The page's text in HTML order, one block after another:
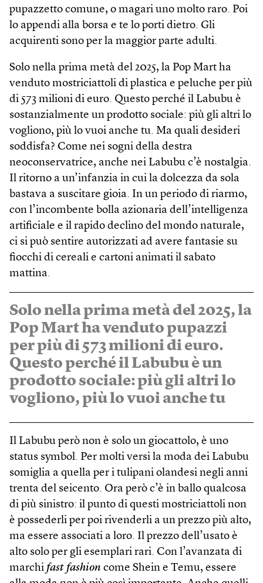
pupazzetto comune, o magari uno molto raro. Poi
lo appendi alla borsa e te lo porti dietro. Gli
acquirenti sono per la maggior parte adulti.
Solo nella prima metà del 2025, la Pop Mart ha
venduto mostriciattoli di plastica e peluche per più
di 573 milioni di euro. Questo perché il Labubu è
sostanzialmente un prodotto sociale: più gli altri lo
vogliono, più lo vuoi anche tu. Ma quali desideri
soddisfa? Come nei sogni della destra
neoconservatrice, anche nei Labubu c’è nostalgia.
Il ritorno a un’infanzia in cui la dolcezza da sola
bastava a suscitare gioia. In un periodo di riarmo,
con l’incombente bolla azionaria dell’intelligenza
artificiale e il rapido declino del mondo naturale,
ci si può sentire autorizzati ad avere fantasie su
fiocchi di cereali e cartoni animati il sabato
mattina.
Solo nella prima metà del 2025, la
Pop Mart ha venduto pupazzi
per più di 573 milioni di euro.
Questo perché il Labubu è un
prodotto sociale: più gli altri lo
vogliono, più lo vuoi anche tu
Il Labubu però non è solo un giocattolo, è uno
status symbol. Per molti versi la moda dei Labubu
somiglia a quella per i tulipani olandesi negli anni
trenta del seicento. Ora però c’è in ballo qualcosa
di più sinistro: il punto di questi mostriciattoli non
è possederli per poi rivenderli a un prezzo più alto,
ma essere associati a loro. Il prezzo dell’usato è
alto solo per gli esemplari rari. Con l’avanzata di
marchi fast fashion come Shein e Temu, essere